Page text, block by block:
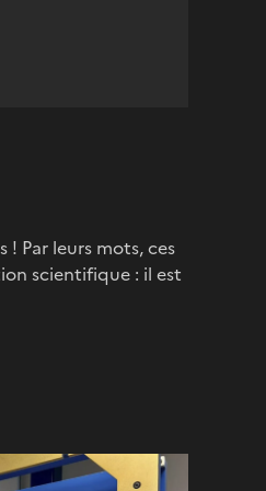
! Par leurs mots, ces
scientifique : il est